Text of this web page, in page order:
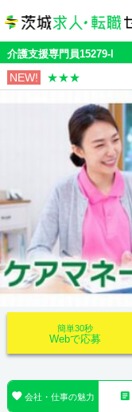
介護支援専門員15279-l
NEW! ★★★
簡単30秒
Webで応募
 会社・仕事の魅力 